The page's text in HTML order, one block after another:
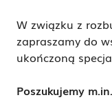
W związku z
zapraszamy do
ukończoną
Poszukujemy